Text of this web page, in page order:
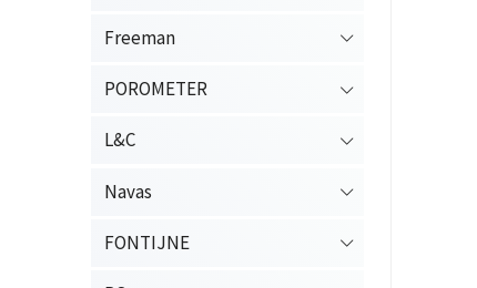
Freeman
POROMETER
L&C
Navas
FONTIJNE